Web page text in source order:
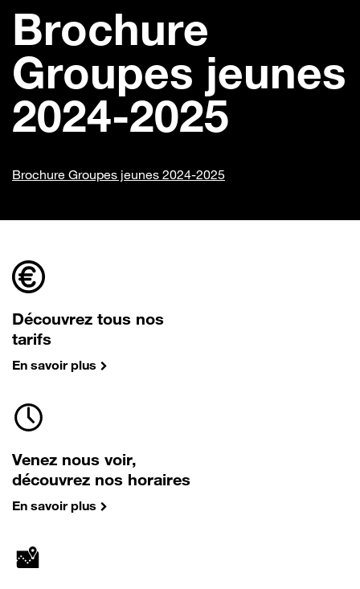
Brochure
Groupes jeunes
2024-2025
Brochure Groupes jeunes 2024-2025
Découvrez tous nos
tarifs
En savoir plus
Venez nous voir,
découvrez nos horaires
En savoir plus